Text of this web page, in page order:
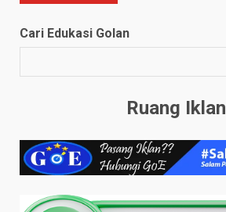
Cari Edukasi Golan
Ruang Iklan